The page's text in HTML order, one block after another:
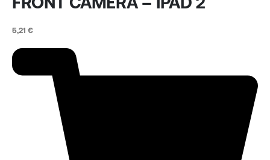
5,21 €